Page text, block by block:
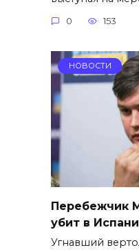
0 153
НОВОСТИ
Перебежчик
убит в
Угнавший